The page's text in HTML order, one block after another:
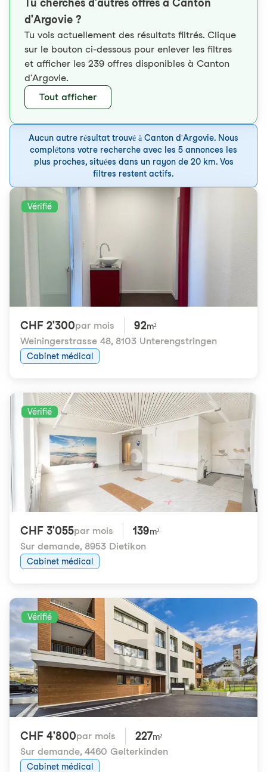
Tu cherches d'autres offres à Canton
d'Argovie ?
Tu vois actuellement des résultats filtrés. Clique
sur le bouton ci-dessous pour enlever les filtres
et afficher les 239 offres disponibles à Canton
d'Argovie.
Tout afficher
Aucun autre résultat trouvé à Canton d'Argovie. Nous
complétons votre recherche avec les 5 annonces les
plus proches, situées dans un rayon de 20 km. Vos
filtres restent actifs.
Vérifié
CHF 2'300par mois 92m²
Weiningerstrasse 48, 8103 Unterengstringen
Cabinet médical
Vérifié
CHF 3'055par mois 139m²
Sur demande, 8953 Dietikon
Cabinet médical
Vérifié
CHF 4'800par mois 227m²
Sur demande, 4460 Gelterkinden
Cabinet médical